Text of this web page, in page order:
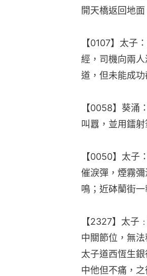
開天橋返回地面
【0107】太子
經，司機向兩
道，但未能成功
【0058】葵涌
叫囂，並用鐳射
【0050】太子
催淚彈，煙霧
鳴；近砵蘭街
【2327】太子
中關節位，無
太子道西恆生
中他但不痛，